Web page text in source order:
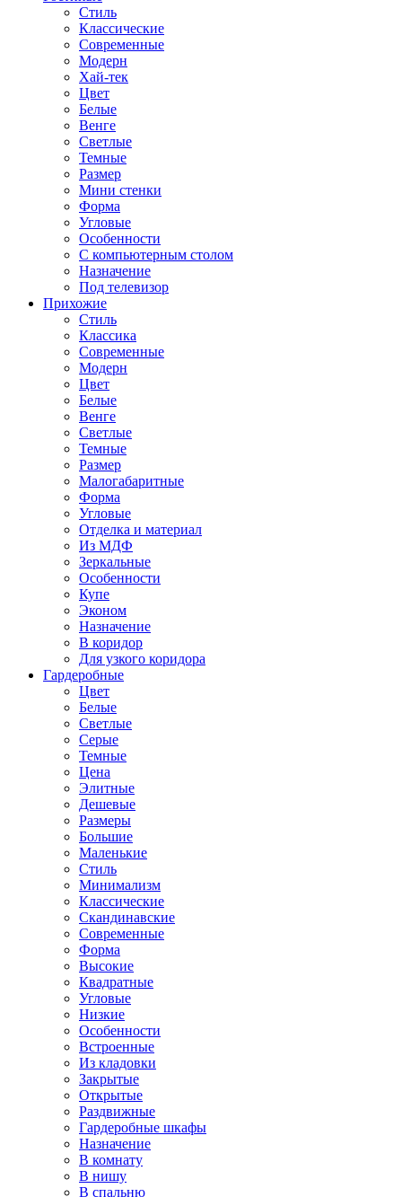
Стиль
Классические
Современные
Модерн
Хай-тек
Цвет
Белые
Венге
Светлые
Темные
Размер
Мини стенки
Форма
Угловые
Особенности
С компьютерным столом
Назначение
Под телевизор
Прихожие
Стиль
Классика
Современные
Модерн
Цвет
Белые
Венге
Светлые
Темные
Размер
Малогабаритные
Форма
Угловые
Отделка и материал
Из МДФ
Зеркальные
Особенности
Купе
Эконом
Назначение
В коридор
Для узкого коридора
Гардеробные
Цвет
Белые
Светлые
Серые
Темные
Цена
Элитные
Дешевые
Размеры
Большие
Маленькие
Стиль
Минимализм
Классические
Скандинавские
Современные
Форма
Высокие
Квадратные
Угловые
Низкие
Особенности
Встроенные
Из кладовки
Закрытые
Открытые
Раздвижные
Гардеробные шкафы
Назначение
В комнату
В нишу
В спальню